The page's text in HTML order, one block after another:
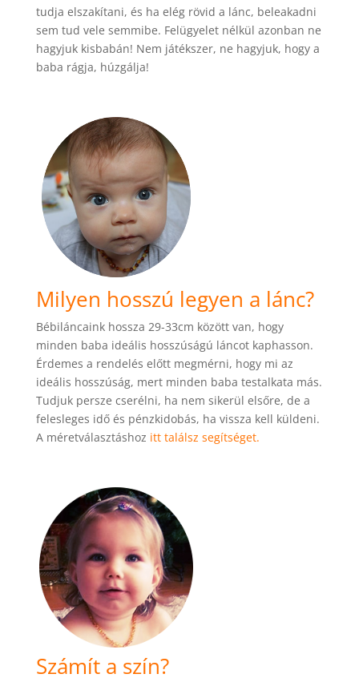
tudja elszakítani, és ha elég rövid a lánc, beleakadni
sem tud vele semmibe. Felügyelet nélkül azonban ne
hagyjuk kisbabán! Nem játékszer, ne hagyjuk, hogy a
baba rágja, húzgálja!
Milyen hosszú legyen a lánc?
Bébiláncaink hossza 29-33cm között van, hogy
minden baba ideális hosszúságú láncot kaphasson.
Érdemes a rendelés előtt megmérni, hogy mi az
ideális hosszúság, mert minden baba testalkata más.
Tudjuk persze cserélni, ha nem sikerül elsőre, de a
felesleges idő és pénzkidobás, ha vissza kell küldeni.
A méretválasztáshoz itt találsz segítséget.
Számít a szín?